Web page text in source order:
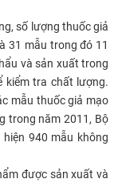
số lượng thuốc giả
31 mẫu trong đó 11
và sản xuất trong
kiểm tra chất lượng.
mẫu thuốc giả mạo
trong năm 2011, Bộ
940 mẫu không
được sản xuất và